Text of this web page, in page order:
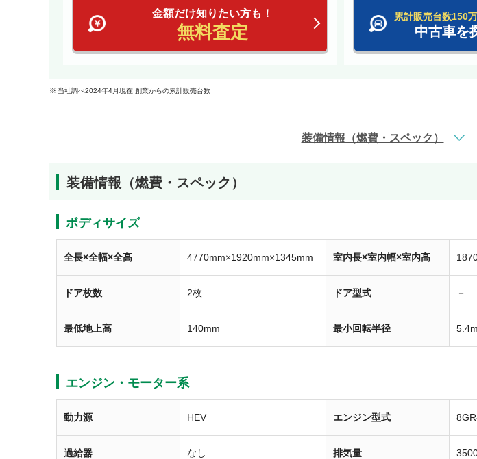
金額だけ知りたい方も！
無料査定
累計販売台数150
中古車を
当社調べ2024年4月現在 創業からの累計販売台数
装備情報（燃費・スペック）
装備情報（燃費・スペック）
ボディサイズ
全長×全幅×全高 4770mm×1920mm×1345mm 室内長×室内幅×室内高
ドア枚数 2枚 ドア型式 －
最低地上高 140mm 最小回転半径 5.4m
エンジン・モーター系
動力源 HEV エンジン型式
過給器 なし 排気量